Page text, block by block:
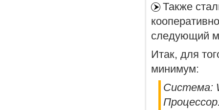
Также
следующий
Итак, для
минимум:
Система: